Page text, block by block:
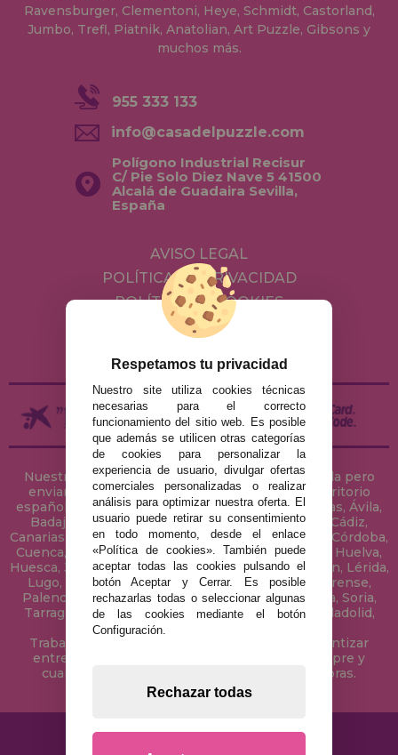
Ravensburger, Clementoni, Heye, Schmidt, Castorland,
Jumbo, Trefl, Piatnik, Anatolian, Art Puzzle, Gibsons y
muchos más.
955 333 133
info@casadelpuzzle.com
Polígono Industrial Recisur
C/ Pie Solo Diez Nave 5 41500
Alcalá de Guadaira Sevilla,
España
AVISO LEGAL
POLÍTICA DE PRIVACIDAD
POLÍTICA DE COOKIES
ENVÍOS Y DEVOLUCIONES
Nuestra tienda de puzzles está ubicada en Sevilla pero
enviamos tus puzzles a cualquier ciudad del territorio
español: Álava, Albacete, Alicante, Almería, Asturias, Ávila,
Badajoz, Baleares, Barcelona, Burgos, Cáceres, Cádiz,
Canarias, Cantabria, Castellón, Ceuta, Ciudad Real, Córdoba,
Cuenca, Gerona, Granada, Guadalajara, Guipúzcoa, Huelva,
Huesca, Jaén, La Coruña, La Rioja, Las Palmas, Leon, Lérida,
Lugo, Madrid, Málaga, Melilla, Murcia, Navarra, Orense,
Palencia, Pontevedra, Salamanca, Segovia, Sevilla, Soria,
Tarragona, Tenerife, Teruel, Toledo, Valencia, Valladolid,
Vizcaya, Zamora y Zaragoza.
Trabajamos con Stocks permanentes para garantizar
entregas rápidas en territorio peninsular, siempre y
cuando el pedido se realice antes de las 18 horas.
Respetamos tu privacidad
Nuestro site utiliza cookies técnicas
necesarias para el correcto
funcionamiento del sitio web. Es posible
que además se utilicen otras categorías
de cookies para personalizar la
experiencia de usuario, divulgar ofertas
comerciales personalizadas o realizar
análisis para optimizar nuestra oferta. El
usuario puede retirar su consentimiento
en todo momento, desde el enlace
«Política de cookies». También puede
aceptar todas las cookies pulsando el
botón Aceptar y Cerrar. Es posible
rechazarlas todas o seleccionar algunas
de las cookies mediante el botón
Configuración.
Rechazar todas